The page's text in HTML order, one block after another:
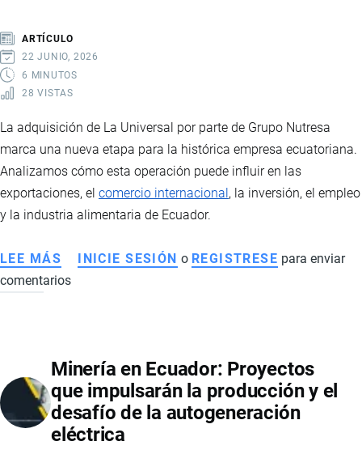
IMPULSADO
POR
MARCAS
TENDENCIAS
ARTÍCULO
22 JUNIO, 2026
6 MINUTOS
28 VISTAS
La adquisición de La Universal por parte de Grupo Nutresa
marca una nueva etapa para la histórica empresa ecuatoriana.
Analizamos cómo esta operación puede influir en las
exportaciones, el comercio internacional , la inversión, el empleo
y la industria alimentaria de Ecuador.
LEE MÁS SOBRE
GRUPO
UNIVERSAL:
QUÉ
SIGNIFICA
PARA
INICIE SESIÓN o REGISTRESE para enviar
comentarios
Minería en Ecuador: Proyectos
que impulsarán la producción y el
desafío de la autogeneración
eléctrica